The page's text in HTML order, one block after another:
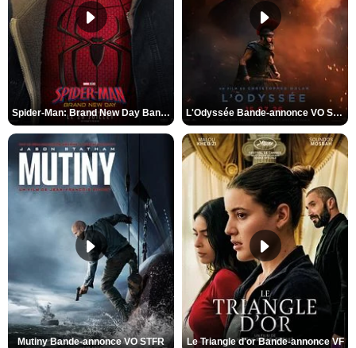
Spider-Man: Brand New Day Bande-annonce VO STFR L'Odyssée Bande-annonce VO STFR
Mutiny Bande-annonce VO STFR Le Triangle d'or Bande-annonce VF